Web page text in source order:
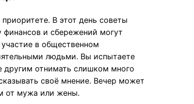
В этот день советы
и сбережений могут
в общественном
людьми. Вы испытаете
другим отнимать слишком много
своё мнение. Вечер может
от мужа или жены.